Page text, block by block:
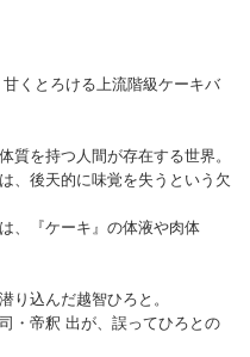
くとろける上流階級ケーキバ
質を持つ人間が存在する世界。
、後天的に味覚を失うという欠
、『ケーキ』の体液や肉体
り込んだ越智ひろと。
・帝釈 出が、誤ってひろとの